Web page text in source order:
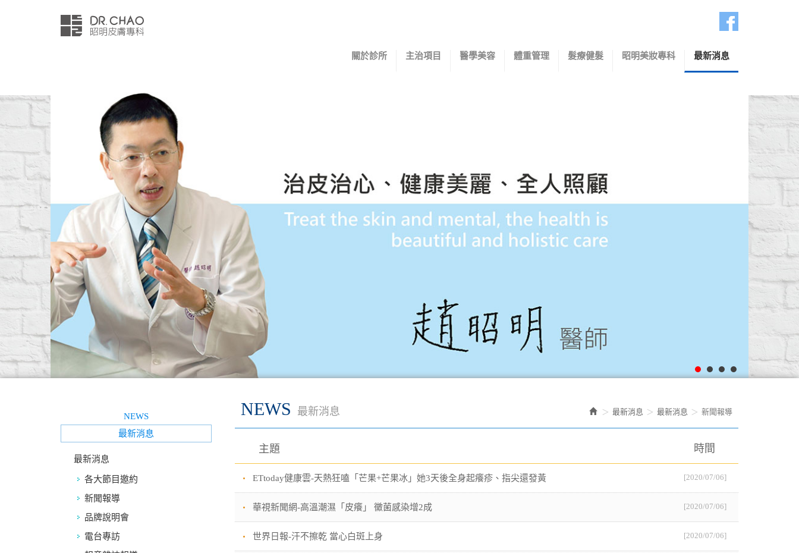
關於診所 主治項目 醫學美容 體重管理 髮療健髮 昭明美妝專科 最新消息
NEWS
最新消息
最新消息
各大節目邀約
新聞報導
品牌說明會
電台專訪
最新消息 最新消息 新聞報導
NEWS 最新消息
主題 時間
ETtoday健康雲-天熱狂嗑「芒果+芒果冰」她3天後全身起癢疹、指尖還發黃 [2020/07/06]
華視新聞網-高溫潮濕「皮癢」 黴菌感染增2成 [2020/07/06]
世界日報-汗不擦乾 當心白斑上身 [2020/07/06]